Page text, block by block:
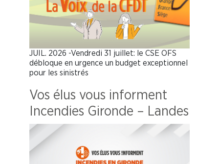
JUIL. 2026 -Vendredi 31 juillet: le CSE OFS
débloque en urgence un budget exceptionnel
pour les sinistrés
Vos élus vous informent
Incendies Gironde – Landes